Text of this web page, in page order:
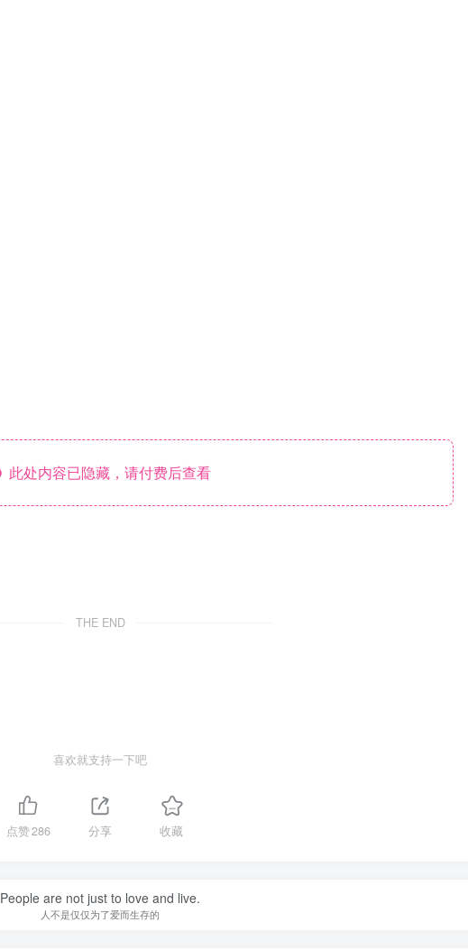
此处内容已隐藏，请付费后查看
THE END
喜欢就支持一下吧
点赞286 分享 收藏
People are not just to love and live.
人不是仅仅为了爱而生存的